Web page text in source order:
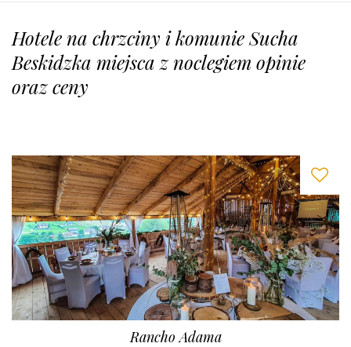
Hotele na chrzciny i komunie Sucha
Beskidzka miejsca z noclegiem opinie
oraz ceny
Rancho Adama